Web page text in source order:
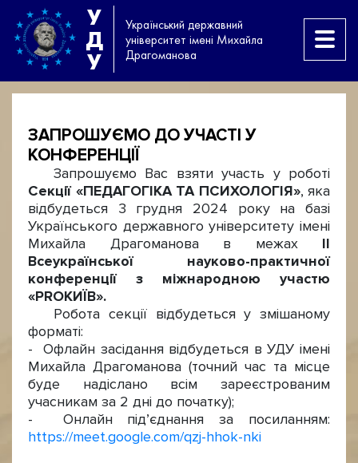
У
Д
У
Український державний
університет імені Михайла
Драгоманова
ЗАПРОШУЄМО ДО УЧАСТІ У
КОНФЕРЕНЦІЇ
Запрошуємо Вас взяти участь у роботі
Секції «ПЕДАГОГІКА ТА ПСИХОЛОГІЯ», яка
відбудеться 3 грудня 2024 року на базі
Українського державного університету імені
Михайла Драгоманова в межах ІІ
Всеукраїнської науково-практичної
конференції з міжнародною участю
«PROКИЇВ».
Робота секції відбудеться у змішаному
форматі:
- Офлайн засідання відбудеться в УДУ імені
Михайла Драгоманова (точний час та місце
буде надіслано всім зареєстрованим
учасникам за 2 дні до початку);
- Онлайн під’єднання за посиланням:
https://meet.google.com/qzj-hhok-nki